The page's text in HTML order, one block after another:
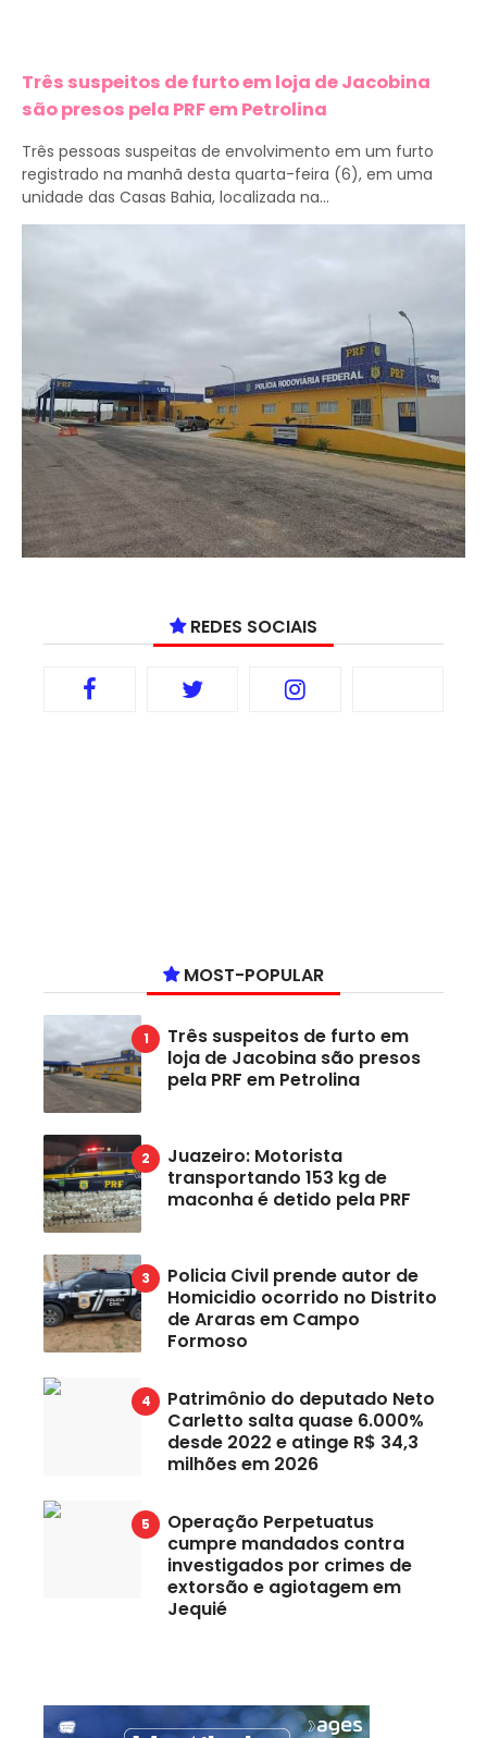
Três suspeitos de furto em loja de Jacobina
são presos pela PRF em Petrolina
Três pessoas suspeitas de envolvimento em um furto
registrado na manhã desta quarta-feira (6), em uma
unidade das Casas Bahia, localizada na...
REDES SOCIAIS
MOST-POPULAR
Três suspeitos de furto em
loja de Jacobina são presos
pela PRF em Petrolina
Juazeiro: Motorista
transportando 153 kg de
maconha é detido pela PRF
Policia Civil prende autor de
Homicidio ocorrido no Distrito
de Araras em Campo
Formoso
Patrimônio do deputado Neto
Carletto salta quase 6.000%
desde 2022 e atinge R$ 34,3
milhões em 2026
Operação Perpetuatus
cumpre mandados contra
investigados por crimes de
extorsão e agiotagem em
Jequié